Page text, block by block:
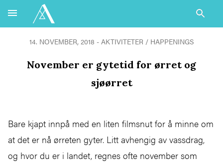
14. NOVEMBER, 2018 - AKTIVITETER / HAPPENINGS
November er gytetid for ørret og
sjøørret
Bare kjapt innpå med en liten filmsnut for å minne om
at det er nå ørreten gyter. Litt avhengig av vassdrag,
og hvor du er i landet, regnes ofte november som